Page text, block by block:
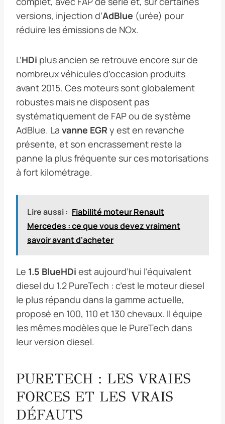
versions, injection d’AdBlue (urée) pour
réduire les émissions de NOx.
L’HDi plus ancien se retrouve encore sur de
nombreux véhicules d’occasion produits
avant 2015. Ces moteurs sont globalement
robustes mais ne disposent pas
systématiquement de FAP ou de système
AdBlue. La vanne EGR y est en revanche
présente, et son encrassement reste la
panne la plus fréquente sur ces motorisations
à fort kilométrage.
Lire aussi : Fiabilité moteur Renault
Mercedes : ce que vous devez vraiment
savoir avant d'acheter
Le 1.5 BlueHDi est aujourd’hui l’équivalent
diesel du 1.2 PureTech : c’est le moteur diesel
le plus répandu dans la gamme actuelle,
proposé en 100, 110 et 130 chevaux. Il équipe
les mêmes modèles que le PureTech dans
leur version diesel.
PURETECH : LES VRAIES
FORCES ET LES VRAIS
DÉFAUTS